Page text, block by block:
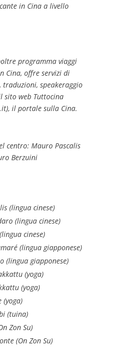
in Cina a livello
programma viaggi
Cina, offre servizi di
speakeraggio
sito web Tuttocina
il portale sulla Cina.
centro: Mauro Pascalis
Berzuini
(lingua cinese)
(lingua cinese)
cinese)
(lingua giapponese)
(lingua giapponese)
(yoga)
(yoga)
(yoga)
(tuina)
Zon Su)
(On Zon Su)